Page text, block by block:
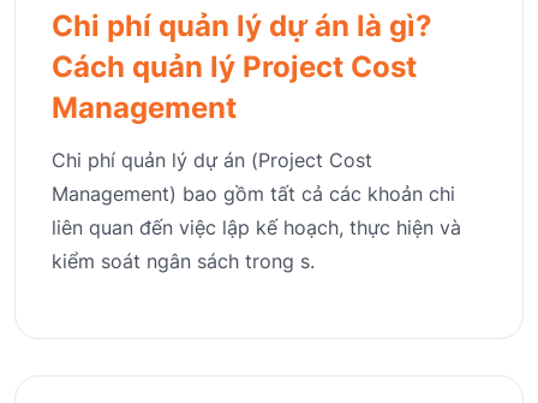
Chi phí quản lý dự án là gì?
Cách quản lý Project Cost
Management
Chi phí quản lý dự án (Project Cost
Management) bao gồm tất cả các khoản chi
liên quan đến việc lập kế hoạch, thực hiện và
kiểm soát ngân sách trong s.